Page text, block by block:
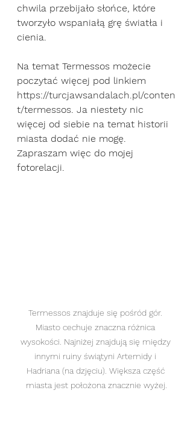
chwila przebijało słońce, które
tworzyło wspaniałą grę światła i
cienia.
Na temat Termessos możecie
poczytać więcej pod linkiem
https://turcjawsandalach.pl/conten
t/termessos. Ja niestety nic
więcej od siebie na temat historii
miasta dodać nie mogę.
Zapraszam więc do mojej
fotorelacji.
Termessos znajduje się pośród gór.
Miasto cechuje znaczna różnica
wysokości. Najniżej znajdują się między
innymi ruiny świątyni Artemidy i
Hadriana (na dzjęciu). Większa część
miasta jest położona znacznie wyżej.